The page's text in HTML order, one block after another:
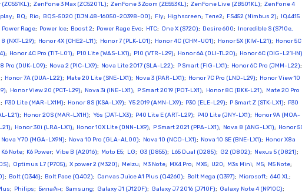
; ZenFone 3 Max (ZC520TL); ZenFone 3 Zoom (ZE553KL); ZenFone Live (ZB501KL); ZenFone 4
; BQ; Rio; BQS-5020 (DJN 48-16050-20398-00); Fly; Highscreen; Теле2; FS452 (Nimbus 2); IQ4415
Power Rage; Power Ice; Boost 2; Power Rage Evo; HTC; One X (S720); Desire 600; Incredible S (S710e,
(NXT-L29); Honor 4X (CHE2-L11); Honor 7 (PLK-L01); Honor 4C (CHM-U01); Honor 5X (KIW-L21); Honor 5C
; Honor 4C Pro (TIT-L01); P10 Lite (WAS-LX1); P10 (VTR-L29); Honor 6A (DLI-TL20); Honor 6C (DIG-L21HN)
Pro (DUK-L09); Nova 2 (PIC-LX9); Nova Lite 2017 (SLA-L22); P Smart (FIG-LX1); Honor 6C Pro (JMM-L22)
; Honor 7A (DUA-L22); Mate 20 Lite (SNE-LX1); Nova 3 (PAR-LX1); Honor 7C Pro (LND-L29); Honor View 10
; Honor View 20 (PCT-L29); Nova 3i (INE-LX1); P Smart 2019 (POT-LX1); Honor 8C (BKK-L21); Mate 20 Pro
; P30 Lite (MAR-LX1M); Honor 8S (KSA-LX9); Y5 2019 (AMN-LX9); P30 (ELE-L29); P Smart Z (STK-LX1); P30
L21); Honor 20S (MAR-LX1H); Y6s (JAT-LX3); P40 Lite E (ART-L29); P40 Lite (JNY-LX1); Honor 9A (MOA-
; Honor 30i (LRA-LX1); Honor 10X Lite (DNN-LX9); P Smart 2021 (PPA-LX1); Nova 8 (ANG-LX1); Honor
Nova Y70 (MGA-LX9N); Nova 10 Pro (GLA-AL00); Nova 10 (NCO-LX1); Nova 10 SE (BNE-LX1); Honor X8a
K6 Note; K6 Power; Vibe B (A2016); Moto E5; LG; G3 (D855); L65 Dual (D285); G2 (D802); Nexus 5 (D821);
; Optimus L7 (P705); X power 2 (M320); Meizu; M3 Note; MX4 Pro; MX5; U20; M3s Mini; M5; M5 Note;
; Bolt (Q346); Bolt Pace (Q402); Canvas Juice A1 Plus (Q4260); Bolt Mega (Q397); Microsoft; 640 XL;
; Philips; Билайн; Samsung; Galaxy J1 (J120F); Galaxy J7 2016 (J710F); Galaxy Note 4 (N910C);